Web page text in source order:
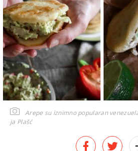
Arepe su iznimno popularan
ja Plašć